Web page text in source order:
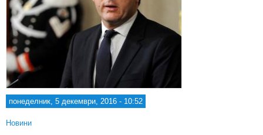
понеделник, 5 декември, 2016 - 10:52
Новини